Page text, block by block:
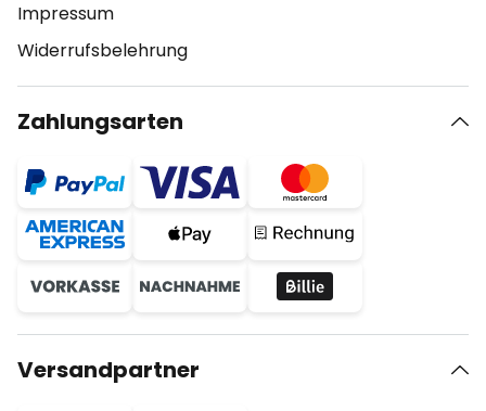
Impressum
Widerrufsbelehrung
Zahlungsarten
Versandpartner